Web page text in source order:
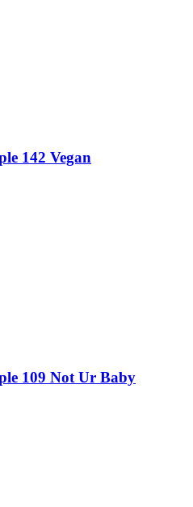
142 Vegan
109 Not Ur Baby